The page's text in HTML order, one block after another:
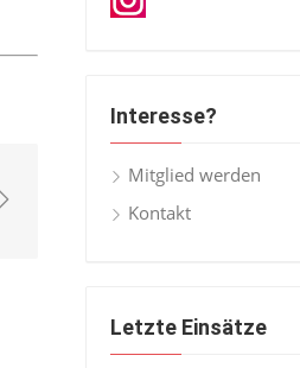
Interesse?
Mitglied werden
Kontakt
Letzte Einsätze